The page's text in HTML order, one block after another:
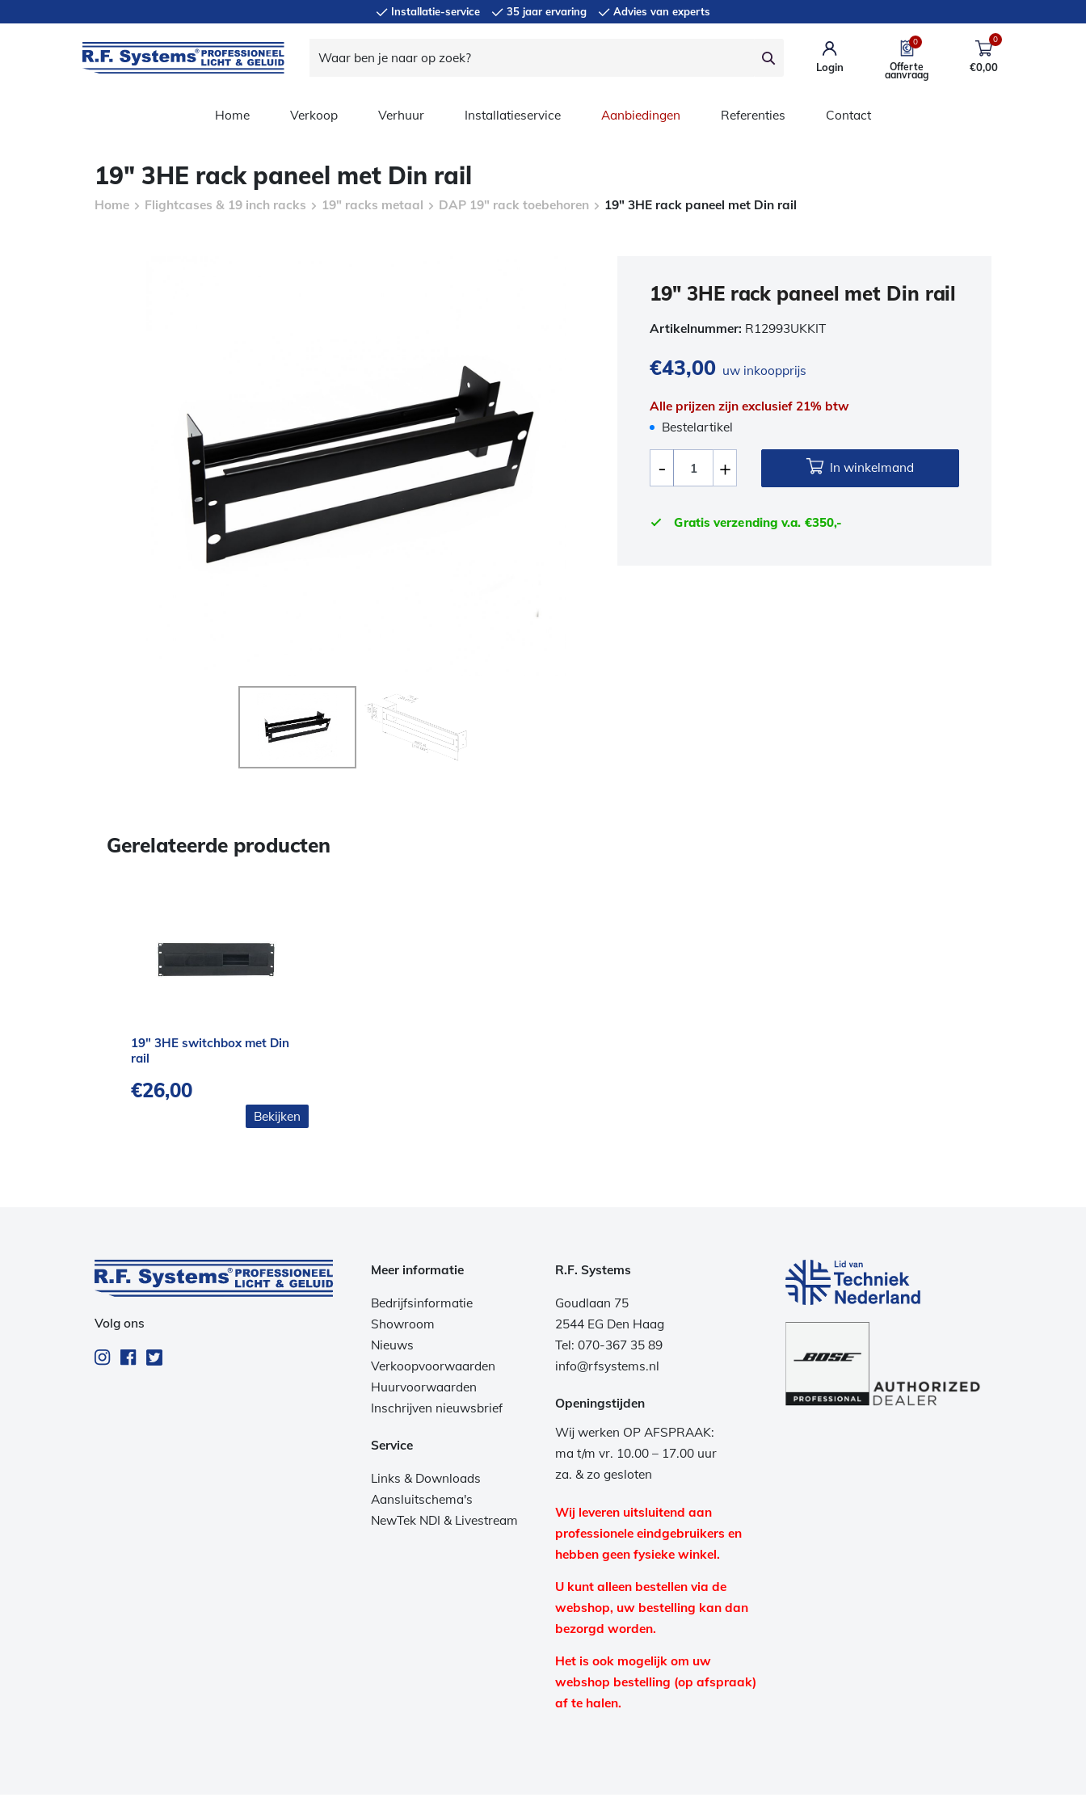
Installatie-service 35 jaar ervaring Advies van experts
Login
0
Offerte
aanvraag
0
€0,00
Home Verkoop Verhuur Installatieservice Aanbiedingen Referenties Contact
19″ 3HE rack paneel met Din rail
Home Flightcases & 19 inch racks 19" racks metaal DAP 19" rack toebehoren 19″ 3HE rack paneel met Din rail
19″ 3HE rack paneel met Din rail
Artikelnummer: R12993UKKIT
€43,00 uw inkoopprijs
Alle prijzen zijn exclusief 21% btw
Bestelartikel
In winkelmand
Gratis verzending v.a. €350,-
Gerelateerde producten
19″ 3HE switchbox met Din
rail
€26,00
Bekijken
Volg ons
Meer informatie
Bedrijfsinformatie
Showroom
Nieuws
Verkoopvoorwaarden
Huurvoorwaarden
Inschrijven nieuwsbrief
Service
Links & Downloads
Aansluitschema's
NewTek NDI & Livestream
R.F. Systems
Goudlaan 75
2544 EG Den Haag
Tel: 070-367 35 89
info@rfsystems.nl
Openingstijden
Wij werken OP AFSPRAAK:
ma t/m vr. 10.00 – 17.00 uur
za. & zo gesloten
Wij leveren uitsluitend aan
professionele eindgebruikers en
hebben geen fysieke winkel.
U kunt alleen bestellen via de
webshop, uw bestelling kan dan
bezorgd worden.
Het is ook mogelijk om uw
webshop bestelling (op afspraak)
af te halen.